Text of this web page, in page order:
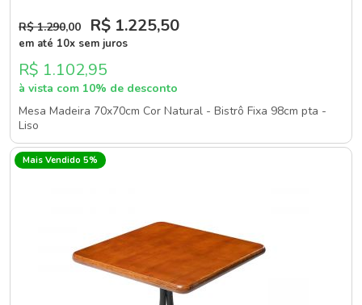
R$ 1.290,00 R$ 1.225,50
em até 10x sem juros
R$ 1.102,95
à vista com 10% de desconto
Mesa Madeira 70x70cm Cor Natural - Bistrô Fixa 98cm pta -
Liso
Mais Vendido 5%